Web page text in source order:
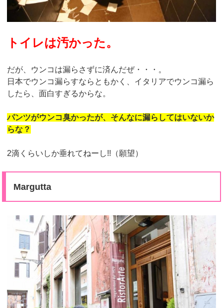
トイレは汚かった。
だが、ウンコは漏らさずに済んだぜ・・・。
日本でウンコ漏らすならともかく、イタリアでウンコ漏ら
したら、面白すぎるからな。
パンツがウンコ臭かったが、そんなに漏らしてはいないか
らな？
2滴くらいしか垂れてねーし!!（願望）
Margutta